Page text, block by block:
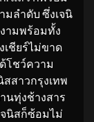
มลำดับ ซึ่งเจนิ
ามพร้อมทั้ง
เชียร์ไม่ขาด
โชว์ความ
สาวกรุงเทพ
นทุ่งช้างสาร
จนิสก็ซ้อมไม่